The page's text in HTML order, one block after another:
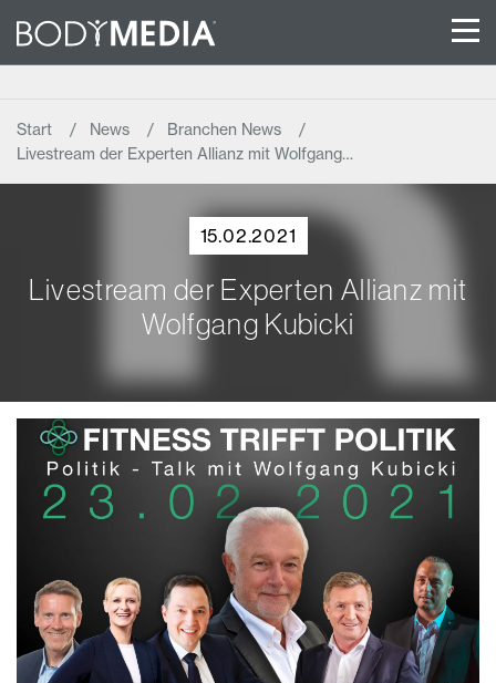
Start News
Branchen News
Livestream der Experten Allianz mit Wolfgang…
15.02.2021
Livestream der Experten Allianz mit
Wolfgang Kubicki